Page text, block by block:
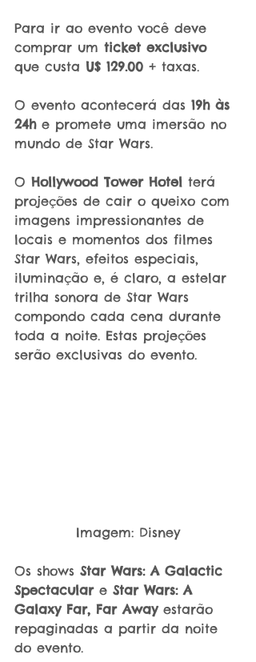
Para ir ao evento você deve
comprar um ticket exclusivo
que custa U$ 129.00 + taxas.
O evento acontecerá das 19h às
24h e promete uma imersão no
mundo de Star Wars.
O Hollywood Tower Hotel terá
projeções de cair o queixo com
imagens impressionantes de
locais e momentos dos filmes
Star Wars, efeitos especiais,
iluminação e, é claro, a estelar
trilha sonora de Star Wars
compondo cada cena durante
toda a noite. Estas projeções
serão exclusivas do evento.
Imagem: Disney
Os shows Star Wars: A Galactic
Spectacular e Star Wars: A
Galaxy Far, Far Away estarão
repaginadas a partir da noite
do evento.